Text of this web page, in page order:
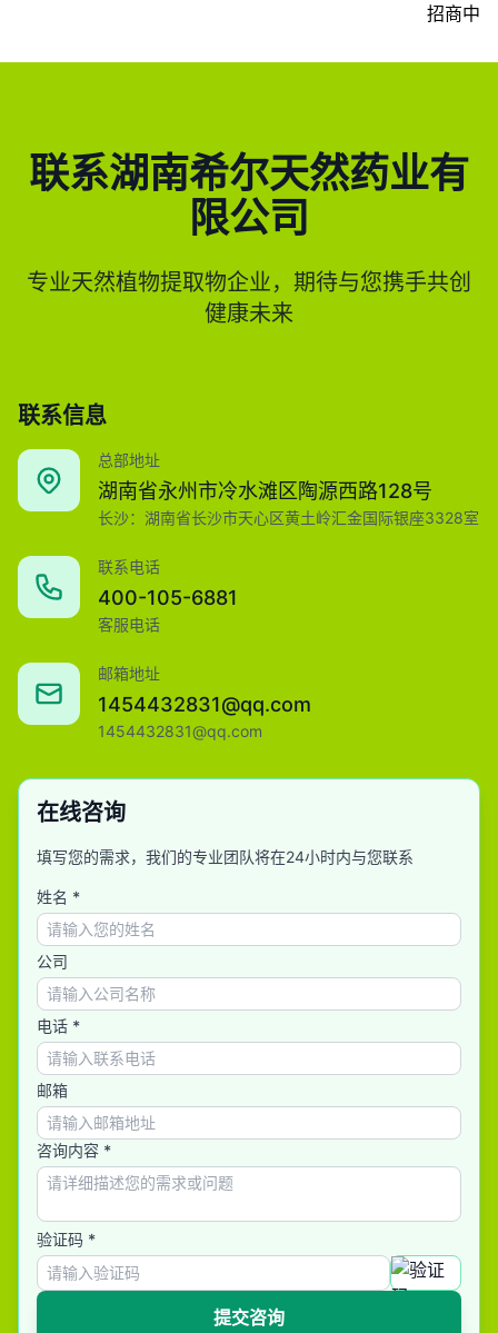
招商中
联系湖南希尔天然药业有
限公司
专业天然植物提取物企业，期待与您携手共创
健康未来
联系信息
总部地址
湖南省永州市冷水滩区陶源西路128号
长沙：湖南省长沙市天心区黄土岭汇金国际银座3328室
联系电话
400-105-6881
客服电话
邮箱地址
1454432831@qq.com
1454432831@qq.com
在线咨询
填写您的需求，我们的专业团队将在24小时内与您联系
姓名 *
公司
电话 *
邮箱
咨询内容 *
验证码 *
提交咨询